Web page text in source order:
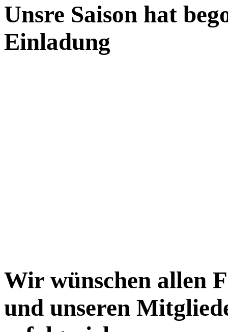
Unsre Saison hat
Einladung
Wir wünschen allen
und unseren